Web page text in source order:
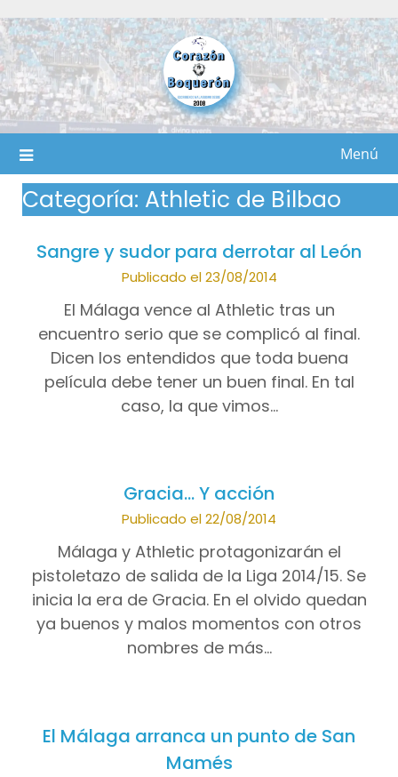
al
contenido
Menú
Categoría: Athletic de Bilbao
Sangre y sudor para derrotar al León
Publicado el 23/08/2014
El Málaga vence al Athletic tras un
encuentro serio que se complicó al final.
Dicen los entendidos que toda buena
película debe tener un buen final. En tal
caso, la que vimos…
Gracia… Y acción
Publicado el 22/08/2014
Málaga y Athletic protagonizarán el
pistoletazo de salida de la Liga 2014/15. Se
inicia la era de Gracia. En el olvido quedan
ya buenos y malos momentos con otros
nombres de más…
El Málaga arranca un punto de San
Mamés